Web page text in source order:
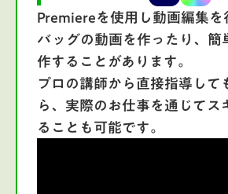
Premiereを使用し動画編集
バッグの動画を作ったり、
作することがあります。
プロの講師から直接指導して
ら、実際のお仕事を通じてス
ることも可能です。